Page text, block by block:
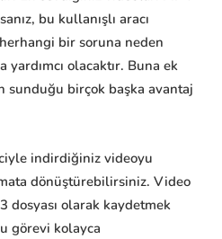
bu kullanışlı aracı
bir soruna neden
yardımcı olacaktır. Buna ek
sunduğu birçok başka avantaj
indirdiğiniz videoyu
dönüştürebilirsiniz. Video
dosyası olarak kaydetmek
görevi kolayca